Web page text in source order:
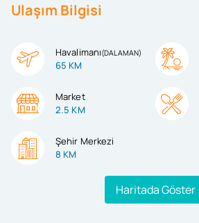
Ulaşım Bilgisi
Havalimanı(DALAMAN)
65 KM
Market
2.5 KM
Şehir Merkezi
8 KM
Haritada Göster